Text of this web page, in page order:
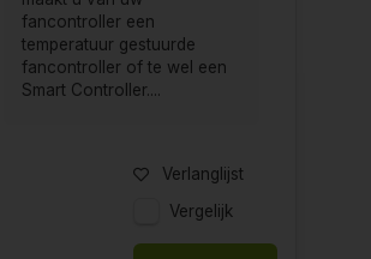
fancontroller een
temperatuur gestuurde
fancontroller of te wel een
Smart Controller....
Verlanglijst
Vergelijk